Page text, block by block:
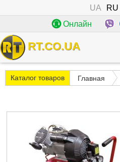
UA RU
Онлайн
RT.CO.UA
Каталог товаров Главная